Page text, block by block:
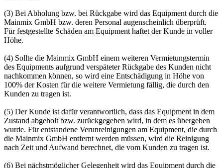
(3) Bei Abholung bzw. bei Rückgabe wird das Equipment durch die
Mainmix GmbH bzw. deren Personal augenscheinlich überprüft.
Für festgestellte Schäden am Equipment haftet der Kunde in voller
Höhe.
(4) Sollte die Mainmix GmbH einem weiteren Vermietungstermin
des Equipments aufgrund verspäteter Rückgabe des Kunden nicht
nachkommen können, so wird eine Entschädigung in Höhe von
100% der Kosten für die weitere Vermietung fällig, die durch den
Kunden zu tragen ist.
(5) Der Kunde ist dafür verantwortlich, dass das Equipment in dem
Zustand abgeholt bzw. zurückgegeben wird, in dem es übergeben
wurde. Für entstandene Verunreinigungen am Equipment, die durch
die Mainmix GmbH entfernt werden müssen, wird die Reinigung
nach Zeit und Aufwand berechnet, die vom Kunden zu tragen ist.
(6) Bei nächstmöglicher Gelegenheit wird das Equipment durch die